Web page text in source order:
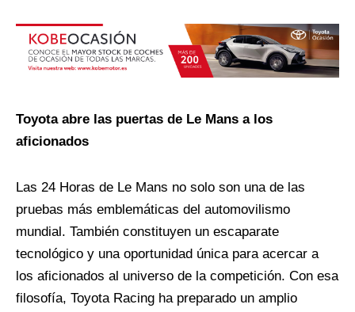
Toyota abre las puertas de Le Mans a los
aficionados
Las 24 Horas de Le Mans no solo son una de las
pruebas más emblemáticas del automovilismo
mundial. También constituyen un escaparate
tecnológico y una oportunidad única para acercar a
los aficionados al universo de la competición. Con esa
filosofía, Toyota Racing ha preparado un amplio